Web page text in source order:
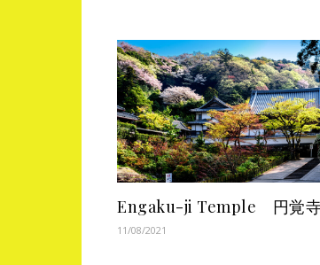
Engaku-ji Temple 円覚
11/08/2021